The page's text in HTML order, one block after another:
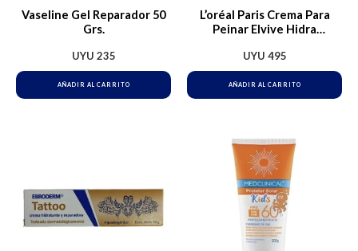
Vaseline Gel Reparador 50
Grs.
UYU 235
AÑADIR AL CARRITO
L’oréal Paris Crema Para
Peinar Elvive Hidra
Intensa Hasta Por 72h, Ideal
Para Cabello Deshidratado
UYU 495
AÑADIR AL CARRITO